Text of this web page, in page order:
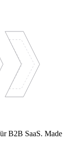
B2B SaaS. Made